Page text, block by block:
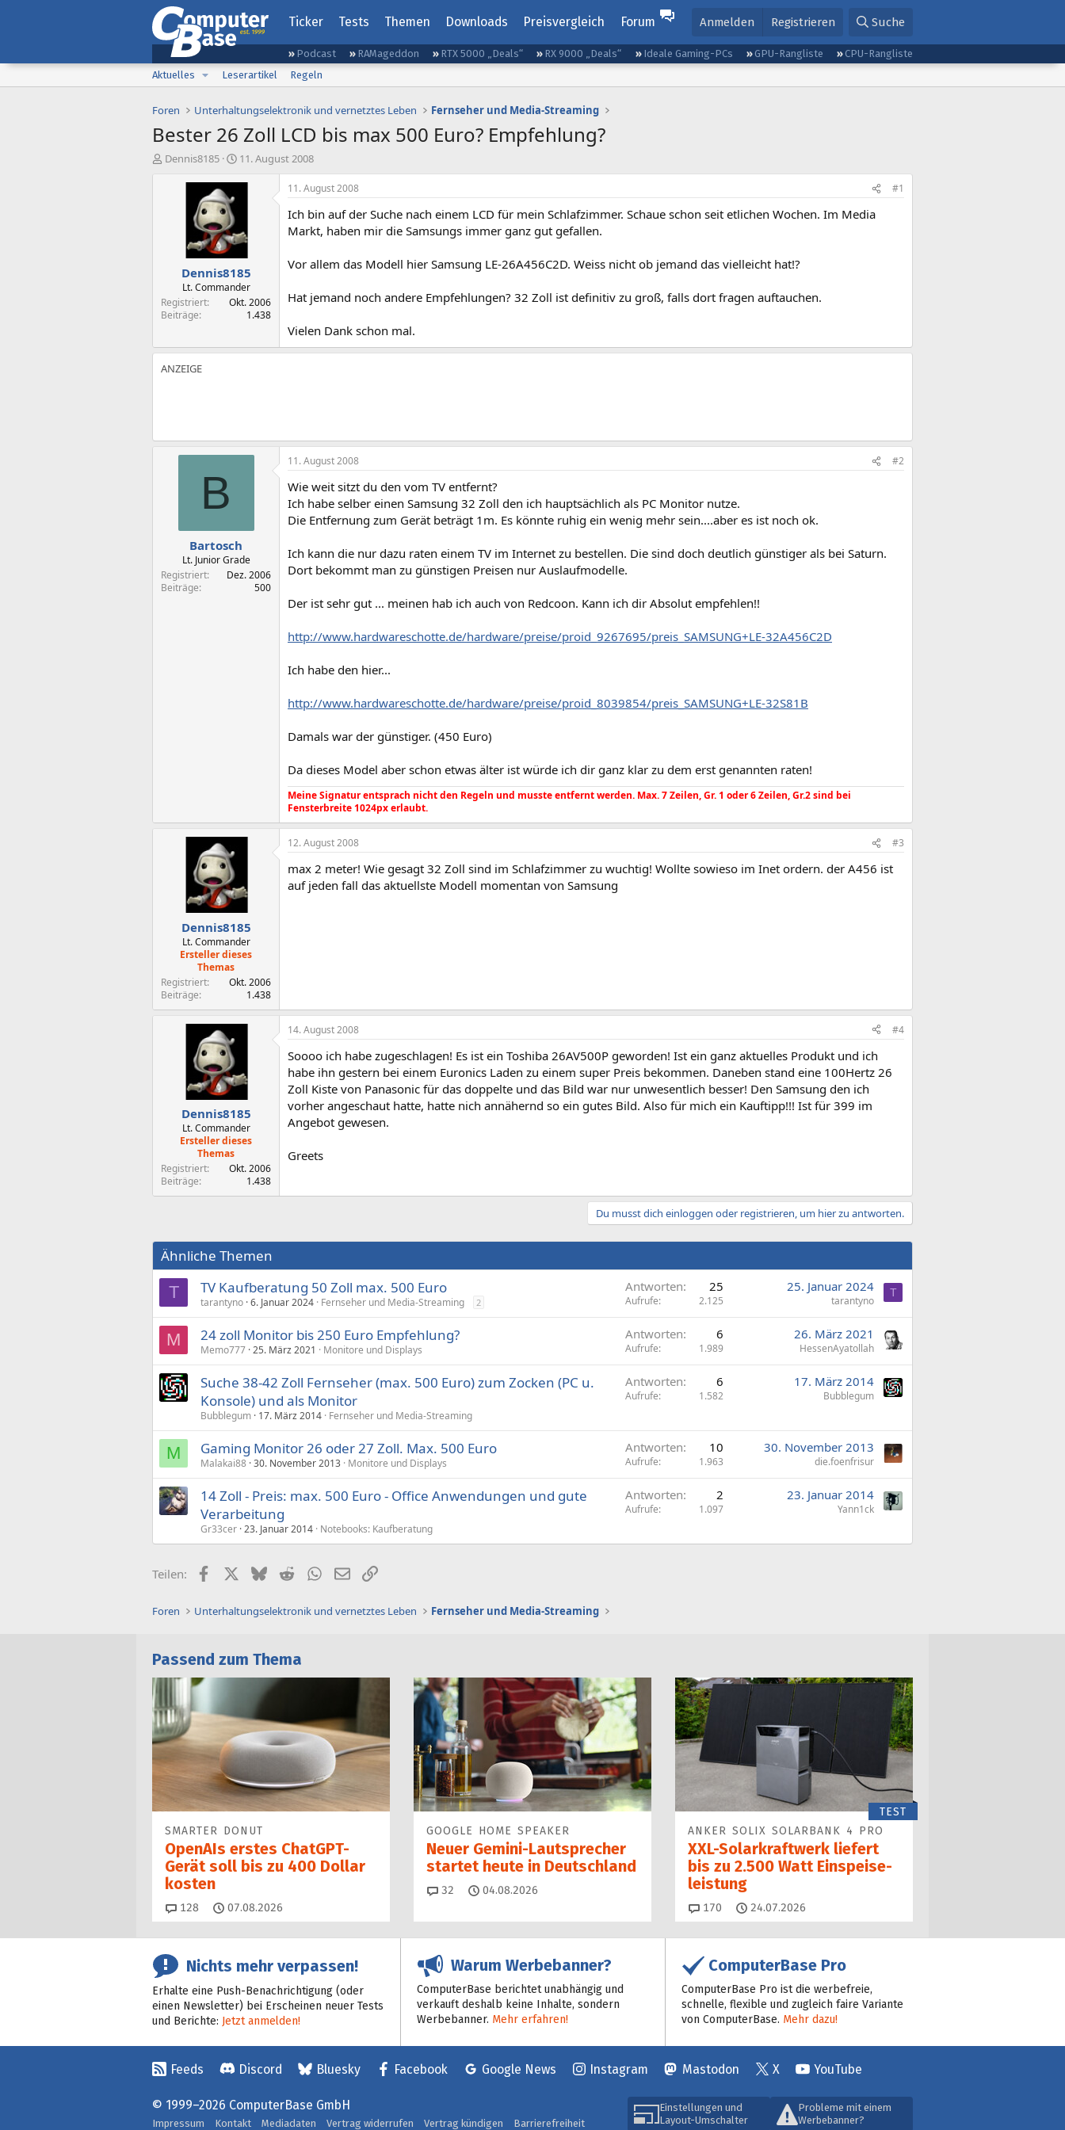
Ticker Tests Themen Downloads Preisvergleich Forum Anmelden Registrieren Suche
Podcast RAMageddon RTX 5000 „Deals“ RX 9000 „Deals“ Ideale Gaming-PCs GPU-Rangliste
CPU-Rangliste
Aktuelles
Leserartikel Regeln
Foren Unterhaltungselektronik und vernetztes Leben Fernseher und Media-Streaming
Bester 26 Zoll LCD bis max 500 Euro? Empfehlung?
E
Dennis8185
E
s
l
l
t
a
m
11. August 2008
Dennis8185
Lt. Commander
Registriert
Okt. 2006
Beiträge
1.438
11. August 2008 #1
Ich bin auf der Suche nach einem LCD für mein Schlafzimmer. Schaue schon seit etlichen Wochen. Im Media
Markt, haben mir die Samsungs immer ganz gut gefallen.
Vor allem das Modell hier Samsung LE-26A456C2D. Weiss nicht ob jemand das vielleicht hat!?
Hat jemand noch andere Empfehlungen? 32 Zoll ist definitiv zu groß, falls dort fragen auftauchen.
Vielen Dank schon mal.
B
Bartosch
Lt. Junior Grade
Registriert
Dez. 2006
Beiträge
500
11. August 2008 #2
Wie weit sitzt du den vom TV entfernt?
Ich habe selber einen Samsung 32 Zoll den ich hauptsächlich als PC Monitor nutze.
Die Entfernung zum Gerät beträgt 1m. Es könnte ruhig ein wenig mehr sein....aber es ist noch ok.
Ich kann die nur dazu raten einem TV im Internet zu bestellen. Die sind doch deutlich günstiger als bei Saturn.
Dort bekommt man zu günstigen Preisen nur Auslaufmodelle.
Der ist sehr gut ... meinen hab ich auch von Redcoon. Kann ich dir Absolut empfehlen!!
http://www.hardwareschotte.de/hardware/preise/proid_9267695/preis_SAMSUNG+LE-32A456C2D
Ich habe den hier...
http://www.hardwareschotte.de/hardware/preise/proid_8039854/preis_SAMSUNG+LE-32S81B
Damals war der günstiger. (450 Euro)
Da dieses Model aber schon etwas älter ist würde ich dir ganz klar zu dem erst genannten raten!
Meine Signatur entsprach nicht den Regeln und musste entfernt werden. Max. 7 Zeilen, Gr. 1 oder 6 Zeilen, Gr.2 sind bei
Fensterbreite 1024px erlaubt.
Dennis8185
Lt. Commander
Ersteller dieses
Themas
Registriert
Okt. 2006
Beiträge
1.438
12. August 2008 #3
max 2 meter! Wie gesagt 32 Zoll sind im Schlafzimmer zu wuchtig! Wollte sowieso im Inet ordern. der A456 ist
auf jeden fall das aktuellste Modell momentan von Samsung
Dennis8185
Lt. Commander
Ersteller dieses
Themas
Registriert
Okt. 2006
Beiträge
1.438
14. August 2008 #4
Soooo ich habe zugeschlagen! Es ist ein Toshiba 26AV500P geworden! Ist ein ganz aktuelles Produkt und ich
habe ihn gestern bei einem Euronics Laden zu einem super Preis bekommen. Daneben stand eine 100Hertz 26
Zoll Kiste von Panasonic für das doppelte und das Bild war nur unwesentlich besser! Den Samsung den ich
vorher angeschaut hatte, hatte nich annähernd so ein gutes Bild. Also für mich ein Kauftipp!!! Ist für 399 im
Angebot gewesen.
Greets
Du musst dich einloggen oder registrieren, um hier zu antworten.
Ähnliche Themen
T TV Kaufberatung 50 Zoll max. 500 Euro
tarantyno 6. Januar 2024 Fernseher und Media-Streaming 2
Antworten 25
Aufrufe 2.125
25. Januar 2024
tarantyno
T
M 24 zoll Monitor bis 250 Euro Empfehlung?
Memo777 25. März 2021 Monitore und Displays
Antworten 6
Aufrufe 1.989
26. März 2021
HessenAyatollah
Suche 38-42 Zoll Fernseher (max. 500 Euro) zum Zocken (PC u.
Konsole) und als Monitor
Bubblegum 17. März 2014 Fernseher und Media-Streaming
Antworten 6
Aufrufe 1.582
17. März 2014
Bubblegum
M Gaming Monitor 26 oder 27 Zoll. Max. 500 Euro
Malakai88 30. November 2013 Monitore und Displays
Antworten 10
Aufrufe 1.963
30. November 2013
die.foenfrisur
14 Zoll - Preis: max. 500 Euro - Office Anwendungen und gute
Verarbeitung
Gr33cer 23. Januar 2014 Notebooks: Kaufberatung
Antworten 2
Aufrufe 1.097
23. Januar 2014
Yann1ck
Teilen: FacebookX (Twitter)
BlueskyRedditWhatsApp
E-MailLink
Foren Unterhaltungselektronik und vernetztes Leben Fernseher und Media-Streaming
Passend zum Thema
SMARTER DONUT
OpenAIs erstes ChatGPT-
Gerät soll bis zu 400 Dollar
kosten
128 Kommentare
07.08.2026
GOOGLE HOME SPEAKER
Neuer Gemini-Laut­spre­cher
startet heu­te in Deutschland
32 Kommentare
04.08.2026
TEST
ANKER SOLIX SOLARBANK 4 PRO
XXL-Solarkraftwerk liefert
bis zu 2.500 Watt Einspeise­
leistung
170 Kommentare
24.07.2026
Nichts mehr verpassen!
Erhalte eine Push-Benachrichtigung (oder
einen Newsletter) bei Erscheinen neuer Tests
und Berichte: Jetzt anmelden!
Warum Werbebanner?
ComputerBase berichtet unabhängig und
verkauft deshalb keine Inhalte, sondern
Werbebanner. Mehr erfahren!
ComputerBase Pro
ComputerBase Pro ist die werbefreie,
schnelle, flexible und zugleich faire Variante
von ComputerBase. Mehr dazu!
Feeds Discord Bluesky Facebook Google News Instagram Mastodon X YouTube
Einstellungen und
Layout-Umschalter
Probleme mit einem
Werbebanner?
© 1999–2026 ComputerBase GmbH
Impressum Kontakt Mediadaten Vertrag widerrufen Vertrag kündigen Barrierefreiheit